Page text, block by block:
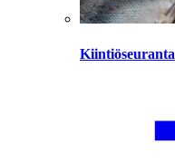
Kiintiöseuranta